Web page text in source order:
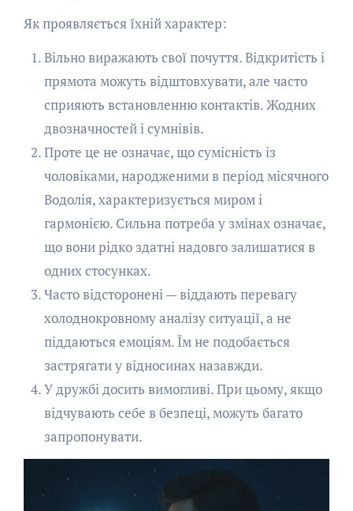
Як проявляється їхній характер:
Вільно виражають свої почуття. Відкритість і
прямота можуть відштовхувати, але часто
сприяють встановленню контактів. Жодних
двозначностей і сумнівів.
Проте це не означає, що сумісність із
чоловіками, народженими в період місячного
Водолія, характеризується миром і
гармонією. Сильна потреба у змінах означає,
що вони рідко здатні надовго залишатися в
одних стосунках.
Часто відсторонені — віддають перевагу
холоднокровному аналізу ситуації, а не
піддаються емоціям. Їм не подобається
застрягати у відносинах назавжди.
У дружбі досить вимогливі. При цьому, якщо
відчувають себе в безпеці, можуть багато
запропонувати.